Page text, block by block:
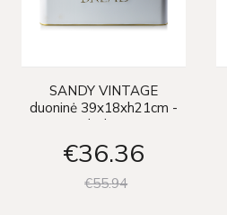
SANDY VINTAGE
duoninė 39x18xh21cm -
balta
€36 36
€5594